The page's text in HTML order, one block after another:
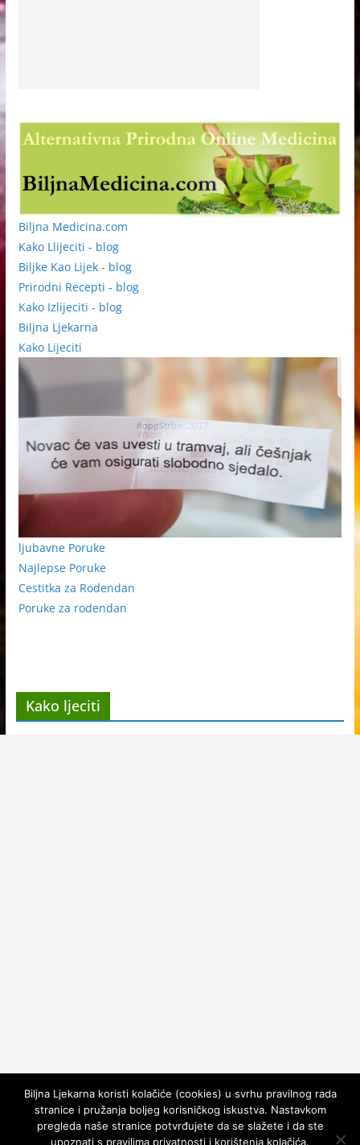
Biljna Medicina.com
Kako Llijeciti - blog
Biljke Kao Lijek - blog
Prirodni Recepti - blog
Kako Izlijeciti - blog
Biljna Ljekarna
Kako Lijeciti
ljubavne Poruke
Najlepse Poruke
Cestitka za Rodendan
Poruke za rodendan
Kako ljeciti
Biljna Ljekarna koristi kolačiće (cookies) u svrhu pravilnog rada
stranice i pružanja boljeg korisničkog iskustva. Nastavkom
pregleda naše stranice potvrđujete da se slažete i da ste
upoznati s pravilima privatnosti i korištenja kolačića.